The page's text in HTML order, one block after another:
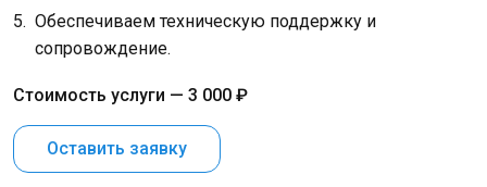
Обеспечиваем техническую поддержку и
сопровождение.
Стоимость услуги — 3 000 ₽
Оставить заявку